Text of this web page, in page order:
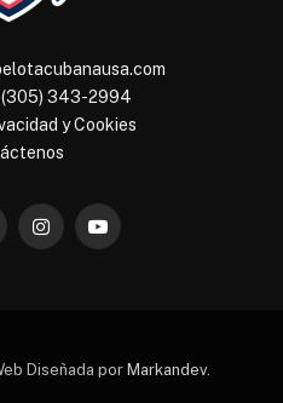
(305) 343-2994
y Cookies
InstagramYouTube
Diseñada por Markandev.